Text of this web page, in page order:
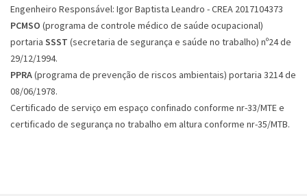
Engenheiro Responsável: Igor Baptista Leandro - CREA 2017104373
PCMSO (programa de controle médico de saúde ocupacional)
portaria SSST (secretaria de segurança e saúde no trabalho) nº24 de
29/12/1994.
PPRA(programa de prevenção de riscos ambientais) portaria 3214 de
08/06/1978.
Certificado de serviço em espaço confinado conforme nr-33/MTE e
certificado de segurança no trabalho em altura conforme nr-35/MTB.